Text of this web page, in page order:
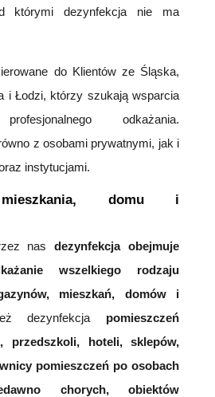
którymi dezynfekcja nie ma
do Klientów ze Śląska,
i Łodzi, którzy szukają wsparcia
odkażania.
z osobami prywatnymi, jak i
instytucjami.
mieszkania, domu i
nasdezynfekcja obejmuje
wszelkiego rodzaju
mieszkań, domów i
dezynfekcja pomieszczeń
przedszkoli, hoteli, sklepów,
pomieszczeń po osobach
chorych, obiektów